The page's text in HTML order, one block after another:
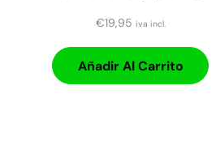
€19,95 iva incl.
Añadir Al Carrito